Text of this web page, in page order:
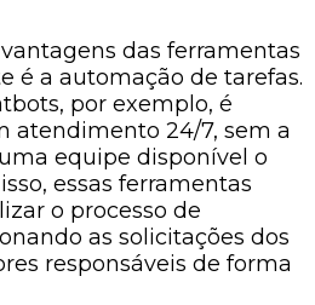
das ferramentas
é a automação de tarefas.
por exemplo, é
atendimento 24/7, sem a
equipe disponível o
essas ferramentas
o processo de
as solicitações dos
responsáveis de forma